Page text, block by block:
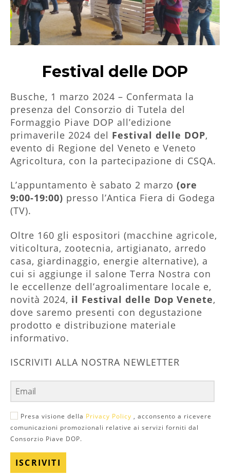
Festival delle DOP
Busche, 1 marzo 2024 – Confermata la
presenza del Consorzio di Tutela del
Formaggio Piave DOP all’edizione
primaverile 2024 del Festival delle DOP,
evento di Regione del Veneto e Veneto
Agricoltura, con la partecipazione di CSQA.
L’appuntamento è sabato 2 marzo (ore
9:00-19:00) presso l’Antica Fiera di Godega
(TV).
Oltre 160 gli espositori (macchine agricole,
viticoltura, zootecnia, artigianato, arredo
casa, giardinaggio, energie alternative), a
cui si aggiunge il salone Terra Nostra con
le eccellenze dell’agroalimentare locale e,
novità 2024, il Festival delle Dop Venete,
dove saremo presenti con degustazione
prodotto e distribuzione materiale
informativo.
ISCRIVITI ALLA NOSTRA NEWLETTER
Presa visione della Privacy Policy , acconsento a ricevere
comunicazioni promozionali relative ai servizi forniti dal
Consorzio Piave DOP.
ISCRIVITI